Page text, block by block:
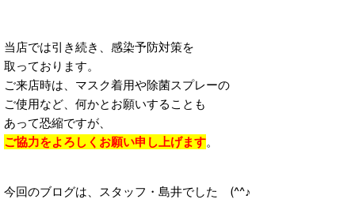
当店では引き続き、感染予防対策を
取っております。
ご来店時は、マスク着用や除菌スプレーの
ご使用など、何かとお願いすることも
あって恐縮ですが、
ご協力をよろしくお願い申し上げます。
今回のブログは、スタッフ・島井でした (^^♪